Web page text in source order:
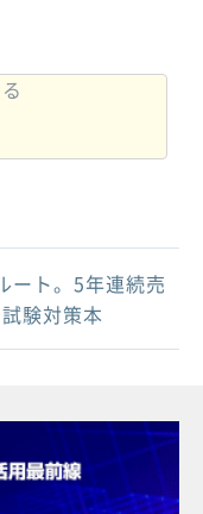
ート。5年連続売
験対策本